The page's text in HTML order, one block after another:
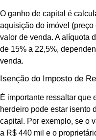
O ganho de capital é
aquisição do imóvel
valor de venda. A alíquota
de 15% a 22,5%,
venda.
Isenção do Imposto de
É importante ressaltar que
herdeiro pode estar isento
capital. Por exemplo, se o
a R$ 440 mil e o